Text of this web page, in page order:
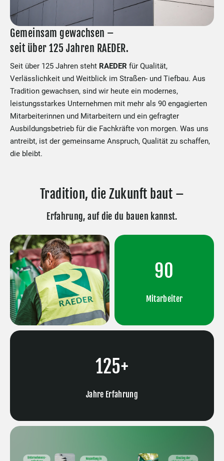
Gemeinsam gewachsen –
seit über 125 Jahren RAEDER.
Seit über 125 Jahren steht RAEDER für Qualität,
Verlässlichkeit und Weitblick im Straßen- und Tiefbau. Aus
Tradition gewachsen, sind wir heute ein modernes,
leistungsstarkes Unternehmen mit mehr als 90 engagierten
Mitarbeiterinnen und Mitarbeitern und ein gefragter
Ausbildungsbetrieb für die Fachkräfte von morgen. Was uns
antreibt, ist der gemeinsame Anspruch, Qualität zu schaffen,
die bleibt.
Tradition, die Zukunft baut –
Erfahrung, auf die du bauen kannst.
90
Mitarbeiter
125+
Jahre Erfahrung